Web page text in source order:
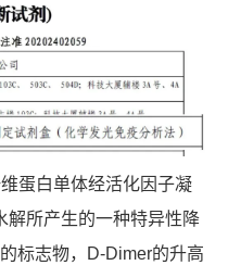
蛋白单体经活化因子凝
解所产生的一种特异性降
标志物，D-Dimer的升高